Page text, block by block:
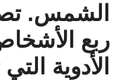
الشمس.
ربع
الأدوية